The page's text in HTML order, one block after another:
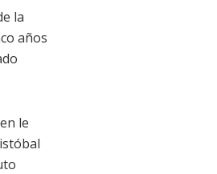
la
años
le